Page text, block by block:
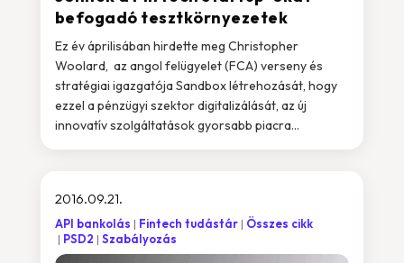
befogadó tesztkörnyezetek
Ez év áprilisában hirdette meg Christopher
Woolard, az angol felügyelet (FCA) verseny és
stratégiai igazgatója Sandbox létrehozását, hogy
ezzel a pénzügyi szektor digitalizálását, az új
innovatív szolgáltatások gyorsabb piacra...
2016.09.21.
API bankolás Fintech tudástár
Összes cikk
PSD2
Szabályozás